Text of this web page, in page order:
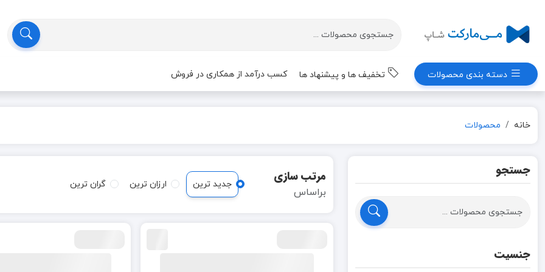
دسته بندی محصولات تخفیف ها و پیشنهاد ها کسب درآمد از همکاری در فروش
خانه محصولات
جستجو
جنسیت
مرتب سازی
براساس
جدید ترین ارزان ترین گران ترین